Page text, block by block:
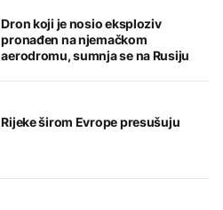
Dron koji je nosio eksploziv
pronađen na njemačkom
aerodromu, sumnja se na Rusiju
Rijeke širom Evrope presušuju